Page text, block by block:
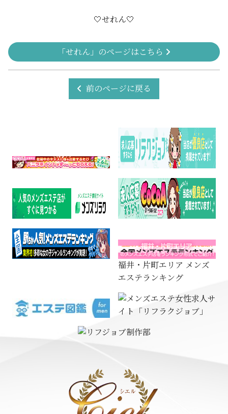
🤍せれん🤍
「せれん」のページはこちら
前のページに戻る
福井・片町エリア メンズ
エステランキング